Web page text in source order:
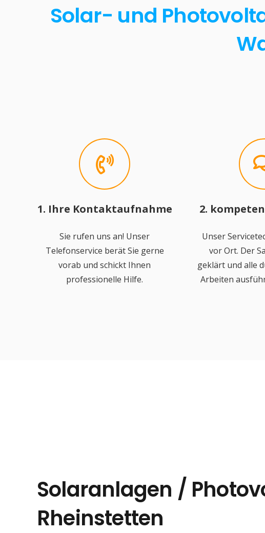
Solar- und
1. Ihre Kontaktaufnahme
Sie rufen uns an! Unser
Telefonservice berät Sie gerne
vorab und schickt Ihnen
professionelle Hilfe.
2.
Unser
vor Ort. Der
geklärt und alle
Arbeiten
Solaranlagen /
Rheinstetten